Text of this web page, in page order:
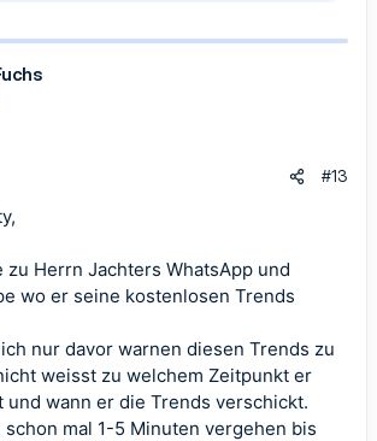
#13
zu Herrn Jachters WhatsApp und
wo er seine kostenlosen Trends
nur davor warnen diesen Trends zu
weisst zu welchem Zeitpunkt er
wann er die Trends verschickt.
schon mal 1-5 Minuten vergehen bis